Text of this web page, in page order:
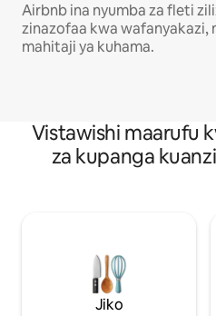
Airbnb ina nyumba za fleti
zinazofaa kwa wafanyakazi,
mahitaji ya kuhama.
Vistawishi maarufu
za kupanga
Jiko